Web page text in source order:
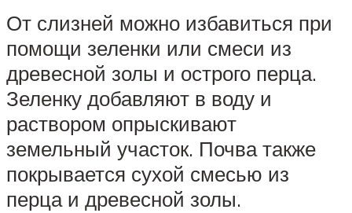
От слизней можно избавиться при
помощи зеленки или смеси из
древесной золы и острого перца.
Зеленку добавляют в воду и
раствором опрыскивают
земельный участок. Почва также
покрывается сухой смесью из
перца и древесной золы.